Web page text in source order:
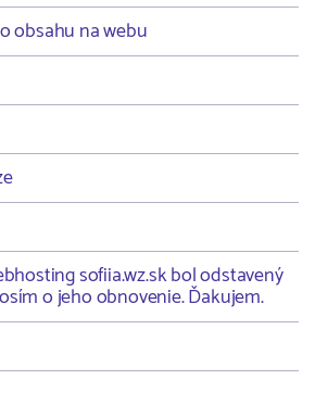
obsahu na webu
sofiia.wz.sk bol odstavený
o jeho obnovenie. Ďakujem.